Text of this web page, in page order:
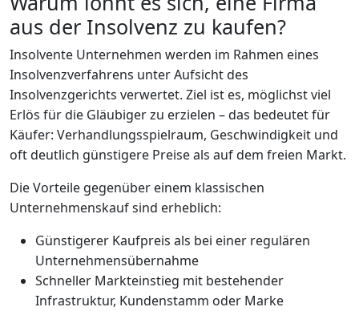
aus der Insolvenz zu kaufen?
Insolvente Unternehmen werden im Rahmen eines
Insolvenzverfahrens unter Aufsicht des
Insolvenzgerichts verwertet. Ziel ist es, möglichst viel
Erlös für die Gläubiger zu erzielen – das bedeutet für
Käufer: Verhandlungsspielraum, Geschwindigkeit und
oft deutlich günstigere Preise als auf dem freien Markt.
Die Vorteile gegenüber einem klassischen
Unternehmenskauf sind erheblich:
Günstigerer Kaufpreis als bei einer regulären
Unternehmensübernahme
Schneller Markteinstieg mit bestehender
Infrastruktur, Kundenstamm oder Marke